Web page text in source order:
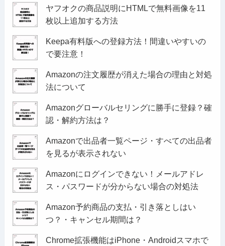
ヤフオクの商品説明にHTMLで無料画像を11
枚以上追加する方法
Keepa有料版への登録方法！間違いやすいの
で要注意！
Amazonの注文履歴が消えた場合の理由と対処
法について
Amazonグローバルセリングに勝手に登録？確
認・解約方法は？
Amazonで出品者一覧ページ・すべての出品者
を見るが表示されない
Amazonにログインできない！メールアドレ
ス・パスワードが分からない場合の対処法
Amazon予約商品の支払・引き落としはい
つ？・キャンセル期間は？
Chrome拡張機能はiPhone・Androidスマホで